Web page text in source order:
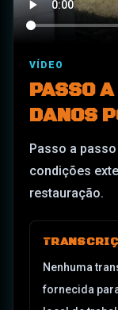
VÍDEO
PASSO
DANOS
Passo a
condições
restauração.
Nenhuma
fornecida